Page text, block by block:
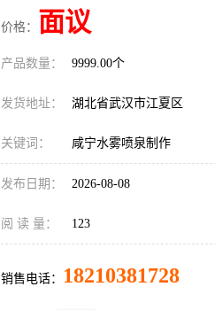
价格： 面议
产品数量： 9999.00个
发货地址： 湖北省武汉市江夏区
关键词： 咸宁水雾喷泉制作
发布日期： 2026-08-08
阅 读 量： 123
销售电话： 18210381728